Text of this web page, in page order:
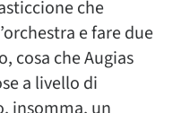
che
e fare due
cosa che Augias
a livello di